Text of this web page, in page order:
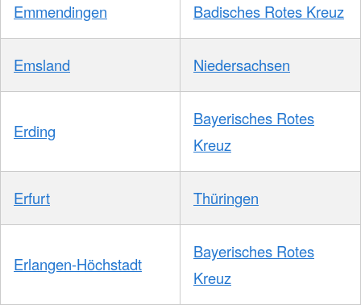
Emmendingen Badisches Rotes Kreuz
Emsland Niedersachsen
Erding
Bayerisches Rotes
Kreuz
Erfurt Thüringen
Erlangen-Höchstadt
Bayerisches Rotes
Kreuz